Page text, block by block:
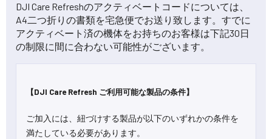
DJI Care Refreshのアクティベートコードについては、
A4二つ折りの書類を宅急便でお送り致します。すでに
アクティベート済の機体をお持ちのお客様は下記30日
の制限に間に合わない可能性がございます。
【DJI Care Refresh ご利用可能な製品の条件】
ご加入には、紐づけする製品が以下のいずれかの条件を
満たしている必要があります。